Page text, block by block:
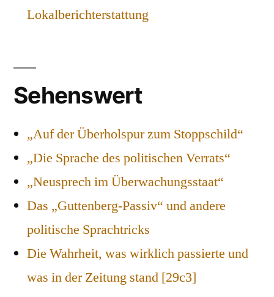
Lokalberichterstattung
Sehenswert
„Auf der Überholspur zum Stoppschild“
„Die Sprache des politischen Verrats“
„Neusprech im Überwachungsstaat“
Das „Guttenberg-Passiv“ und andere
politische Sprachtricks
Die Wahrheit, was wirklich passierte und
was in der Zeitung stand [29c3]